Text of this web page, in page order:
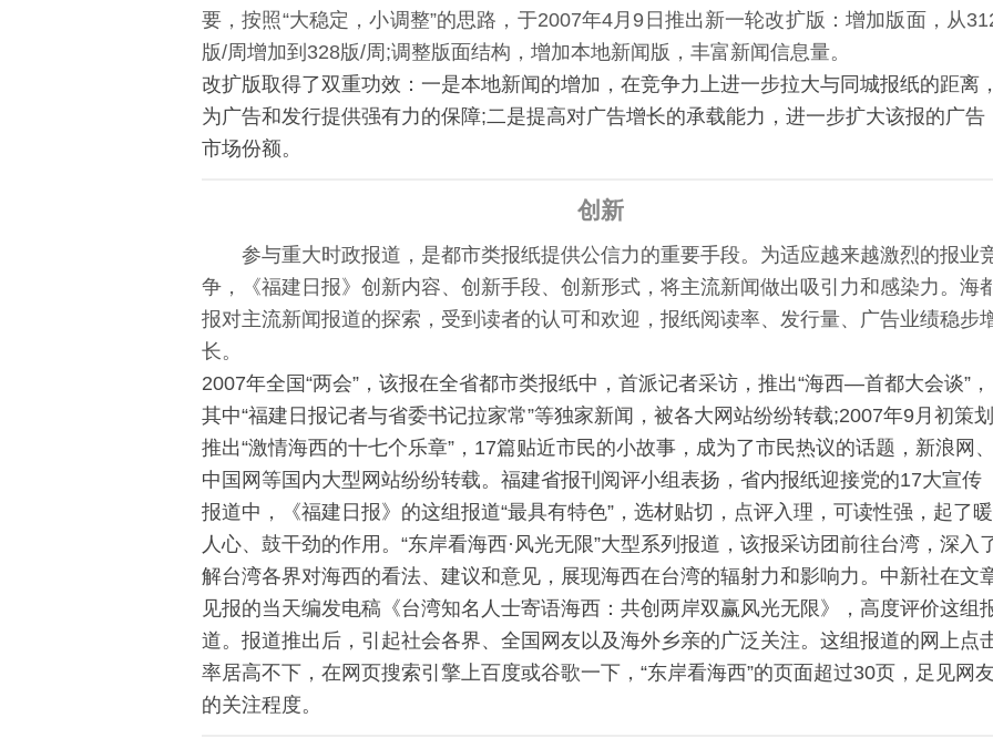
要，按照“大稳定，小调整”的思路，于2007年4月9日推出新一轮改扩版：增加版面，从
版/周增加到328版/周;调整版面结构，增加本地新闻版，丰富新闻信息量。
改扩版取得了双重功效：一是本地新闻的增加，在竞争力上进一步拉大与同城报纸的距离
为广告和发行提供强有力的保障;二是提高对广告增长的承载能力，进一步扩大该报的广告
市场份额。
创新
参与重大时政报道，是都市类报纸提供公信力的重要手段。为适应越来越激烈的报业
争，《福建日报》创新内容、创新手段、创新形式，将主流新闻做出吸引力和感染力。海
报对主流新闻报道的探索，受到读者的认可和欢迎，报纸阅读率、发行量、广告业绩稳步
长。
2007年全国“两会”，该报在全省都市类报纸中， 首派记者采访，推出“海西—首都大会谈”，
其中“福建日报记者与省委书记拉家常”等独家新闻，被各大网站纷纷转载;2007年9月初策划
推出“激情海西的十七个乐章”，17篇贴近市民的小故事，成为了市民热议的话题，新浪网
中国网 等国内大型网站纷纷转载。福建省报刊阅评小组表扬，省内报纸迎接党的17大宣传
报道中，《福建日报》的这组报道“最具有特色”，选材贴切，点评入理，可读性强，起了暖
人心、鼓干劲的作用。“东岸看海西·风光无限”大型系列报道，该报采访团前往台湾，深入
解台湾各界对海西的看法、建议和意见，展现海西在台湾的辐射力和影响力。中新社在文
见报的当天编发电稿《台湾知名人士寄语海西：共创两岸双赢风光无限》，高度评价这组
道。报道推出后，引起社会各界、全国网友以及海外乡亲的广泛关注。这组报道的网上点
率居高不下，在网页搜索引擎上百度或谷歌一下，“东岸看海西”的页面超过30页，足见网
的关注程度。